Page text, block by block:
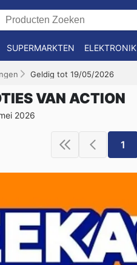
SUPERMARKTEN ELEKTRONIK
Geldig tot 19/05/2026
VAN ACTION
2026
1